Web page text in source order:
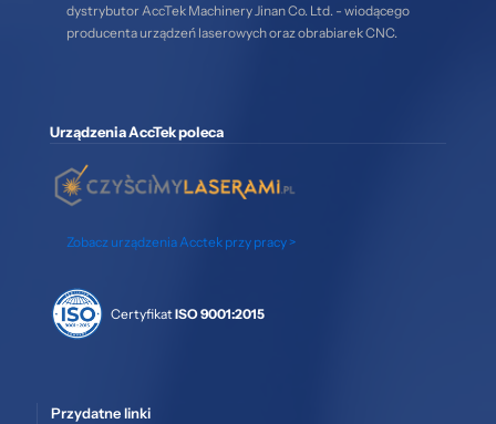
dystrybutor AccTek Machinery Jinan Co. Ltd. - wiodącego
producenta urządzeń laserowych oraz obrabiarek CNC.
Urządzenia AccTek poleca
Zobacz urządzenia Acctek przy pracy >
CertyfikatISO 9001:2015
Przydatne linki